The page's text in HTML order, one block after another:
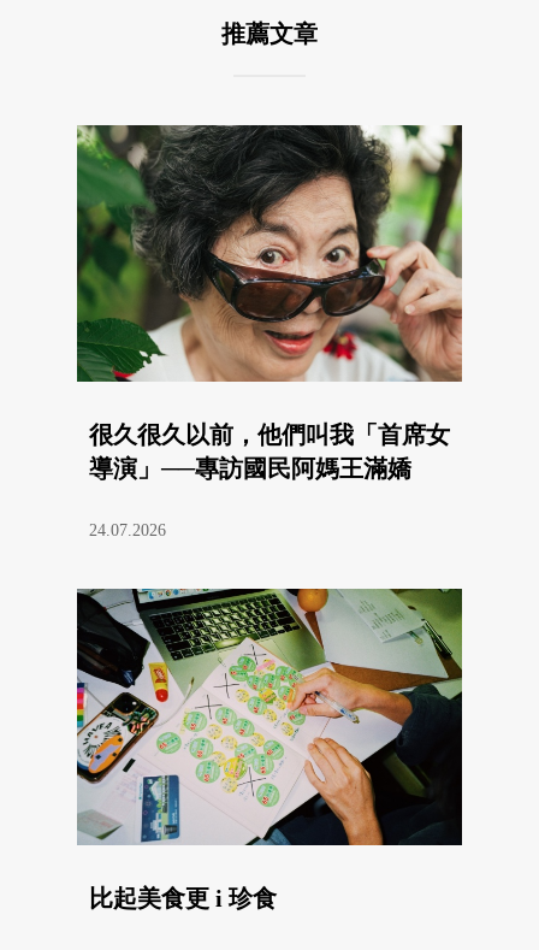
推薦文章
很久很久以前，他們叫我「首席女
導演」──專訪國民阿媽王滿嬌
24.07.2026
比起美食更 i 珍食